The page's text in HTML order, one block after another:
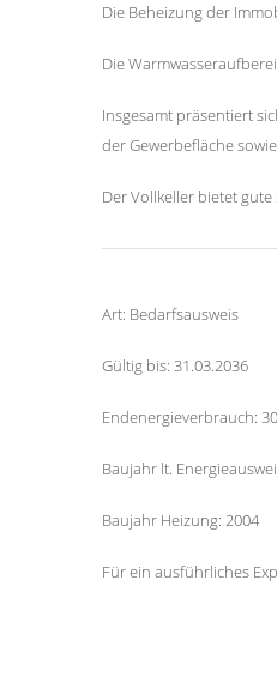
Die Beheizung der
Die
Insgesamt präsentiert
der Gewerbefläche
Der Vollkeller bietet
Art: Bedarfsausweis
Gültig bis: 31.03.2036
Endenergieverbrauch:
Baujahr lt.
Baujahr Heizung: 2004
Für ein ausführliches